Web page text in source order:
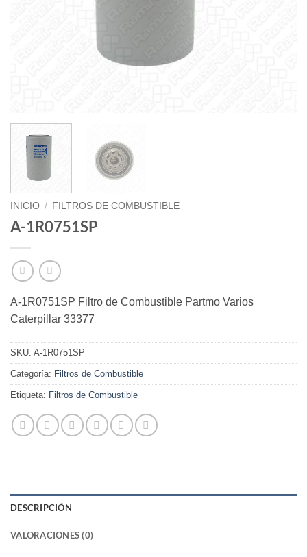
INICIO / FILTROS DE COMBUSTIBLE
A-1R0751SP
A-1R0751SP Filtro de Combustible Partmo Varios
Caterpillar 33377
SKU: A-1R0751SP
Categoría: Filtros de Combustible
Etiqueta: Filtros de Combustible
DESCRIPCIÓN
VALORACIONES (0)